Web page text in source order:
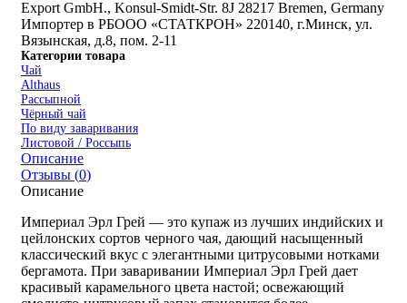
Export GmbH., Konsul-Smidt-Str. 8J 28217 Bremen, Germany
Импортер в РБООО «СТАТКРОН» 220140, г.Минск, ул.
Вязынская, д.8, пом. 2-11
Категории товара
Чай
Althaus
Рассыпной
Чёрный чай
По виду заваривания
Листовой / Россыпь
Описание
Отзывы (0)
Описание
Империал Эрл Грей — это купаж из лучших индийских и
цейлонских сортов черного чая, дающий насыщенный
классический вкус с элегантными цитрусовыми нотками
бергамота. При заваривании Империал Эрл Грей дает
красивый карамельного цвета настой; освежающий